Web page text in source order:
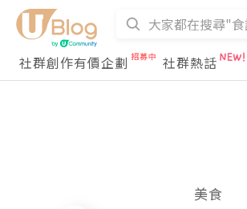
社群創作有價企劃 社群熱話
美食